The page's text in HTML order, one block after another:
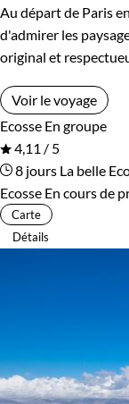
Au départ de Paris
d'admirer les
original et
Voir le voyage
Ecosse En groupe
4,11 / 5
8 jours La belle
Ecosse En cours de
Carte
Détails